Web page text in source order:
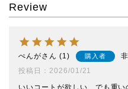
Review
ぺんが 1 購入者
投稿日
2026/01/21
いいコートが欲しい、でも重